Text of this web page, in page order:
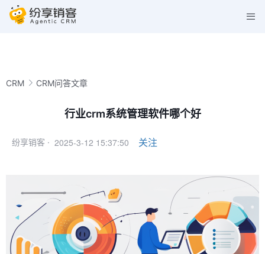
CRM CRM问答文章
行业crm系统管理软件哪个好
纷享销客 · 2025-3-12 15:37:50 关注